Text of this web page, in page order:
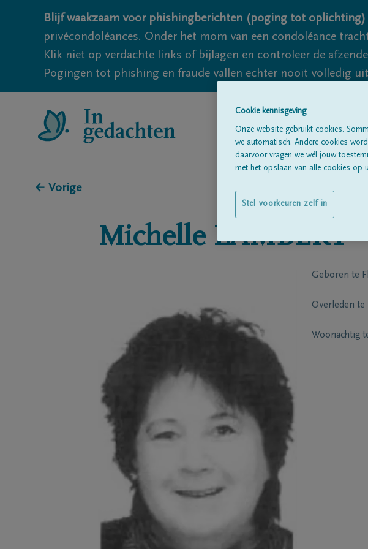
Blijf waakzaam voor phishingberichten (poging tot oplichting)
privécondoléances. Onder het mom van een condoléance
Klik niet op verdachte links of bijlagen en controleer de
Pogingen tot phishing en fraude vallen echter nooit volledig
← Vorige
Michelle LAMBERT
Geboren te
Overleden te
Woonachtig
Cookie kennisgeving
Onze website gebruikt cookies.
we automatisch. Andere cookies
daarvoor vragen we wél jouw
met het opslaan van alle cookies op
Stel voorkeuren zelf in